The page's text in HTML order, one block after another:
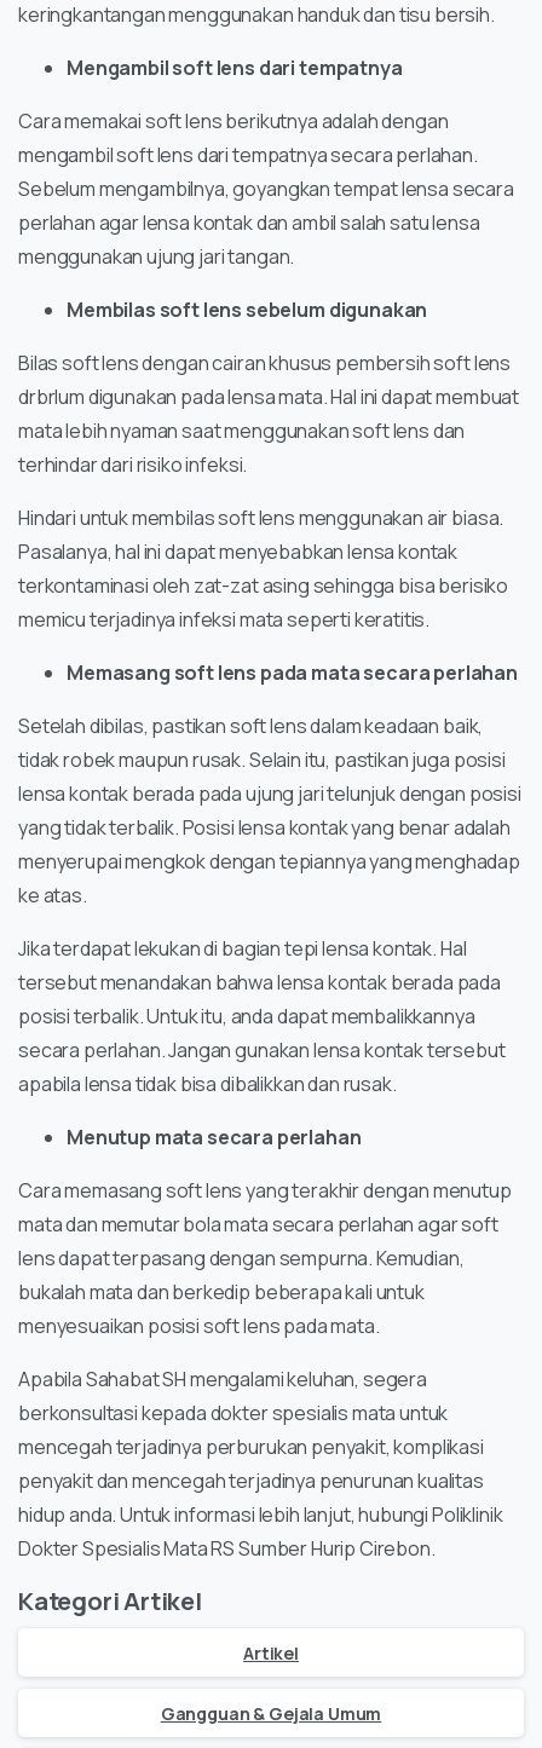
keringkantangan menggunakan handuk dan tisu bersih.
Mengambil soft lens dari tempatnya
Cara memakai soft lens berikutnya adalah dengan
mengambil soft lens dari tempatnya secara perlahan.
Sebelum mengambilnya, goyangkan tempat lensa secara
perlahan agar lensa kontak dan ambil salah satu lensa
menggunakan ujung jari tangan.
Membilas soft lens sebelum digunakan
Bilas soft lens dengan cairan khusus pembersih soft lens
drbrlum digunakan pada lensa mata. Hal ini dapat membuat
mata lebih nyaman saat menggunakan soft lens dan
terhindar dari risiko infeksi.
Hindari untuk membilas soft lens menggunakan air biasa.
Pasalanya, hal ini dapat menyebabkan lensa kontak
terkontaminasi oleh zat-zat asing sehingga bisa berisiko
memicu terjadinya infeksi mata seperti keratitis.
Memasang soft lens pada mata secara perlahan
Setelah dibilas, pastikan soft lens dalam keadaan baik,
tidak robek maupun rusak. Selain itu, pastikan juga posisi
lensa kontak berada pada ujung jari telunjuk dengan posisi
yang tidak terbalik. Posisi lensa kontak yang benar adalah
menyerupai mengkok dengan tepiannya yang menghadap
ke atas.
Jika terdapat lekukan di bagian tepi lensa kontak. Hal
tersebut menandakan bahwa lensa kontak berada pada
posisi terbalik. Untuk itu, anda dapat membalikkannya
secara perlahan. Jangan gunakan lensa kontak tersebut
apabila lensa tidak bisa dibalikkan dan rusak.
Menutup mata secara perlahan
Cara memasang soft lens yang terakhir dengan menutup
mata dan memutar bola mata secara perlahan agar soft
lens dapat terpasang dengan sempurna. Kemudian,
bukalah mata dan berkedip beberapa kali untuk
menyesuaikan posisi soft lens pada mata.
Apabila Sahabat SH mengalami keluhan, segera
berkonsultasi kepada dokter spesialis mata untuk
mencegah terjadinya perburukan penyakit, komplikasi
penyakit dan mencegah terjadinya penurunan kualitas
hidup anda. Untuk informasi lebih lanjut, hubungi Poliklinik
Dokter Spesialis Mata RS Sumber Hurip Cirebon.
Kategori Artikel
Artikel
Gangguan & Gejala Umum